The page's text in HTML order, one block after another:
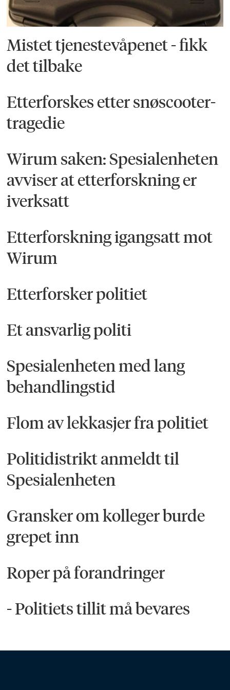
Mistet tjenestevåpenet - fikk
det tilbake
Etterforskes etter snøscooter-
tragedie
Wirum saken: Spesialenheten
avviser at etterforskning er
iverksatt
Etterforskning igangsatt mot
Wirum
Etterforsker politiet
Et ansvarlig politi
Spesialenheten med lang
behandlingstid
Flom av lekkasjer fra politiet
Politidistrikt anmeldt til
Spesialenheten
Gransker om kolleger burde
grepet inn
Roper på forandringer
- Politiets tillit må bevares